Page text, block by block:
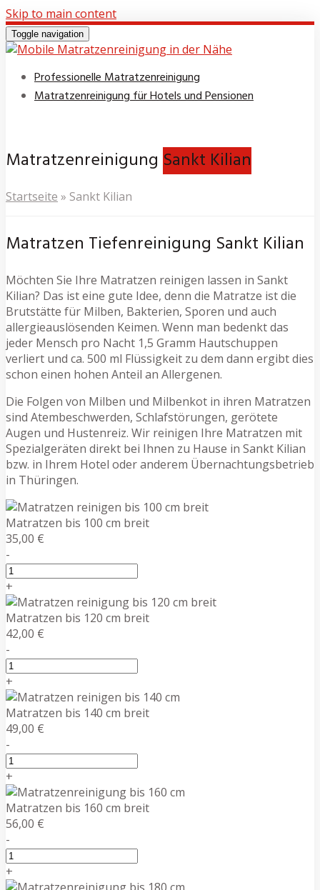
Skip to main content
Toggle navigation
Professionelle Matratzenreinigung
Matratzenreinigung für Hotels und Pensionen
Matratzenreinigung Sankt Kilian
Startseite » Sankt Kilian
Matratzen Tiefenreinigung Sankt Kilian
Möchten Sie Ihre Matratzen reinigen lassen in Sankt
Kilian? Das ist eine gute Idee, denn die Matratze ist die
Brutstätte für Milben, Bakterien, Sporen und auch
allergieauslösenden Keimen. Wenn man bedenkt das
jeder Mensch pro Nacht 1,5 Gramm Hautschuppen
verliert und ca. 500 ml Flüssigkeit zu dem dann ergibt dies
schon einen hohen Anteil an Allergenen.
Die Folgen von Milben und Milbenkot in ihren Matratzen
sind Atembeschwerden, Schlafstörungen, gerötete
Augen und Hustenreiz. Wir reinigen Ihre Matratzen mit
Spezialgeräten direkt bei Ihnen zu Hause in Sankt Kilian
bzw. in Ihrem Hotel oder anderem Übernachtungsbetrieb
in Thüringen.
Matratzen bis 100 cm breit
35,00 €
-
+
Matratzen bis 120 cm breit
42,00 €
-
+
Matratzen bis 140 cm breit
49,00 €
-
+
Matratzen bis 160 cm breit
56,00 €
-
+